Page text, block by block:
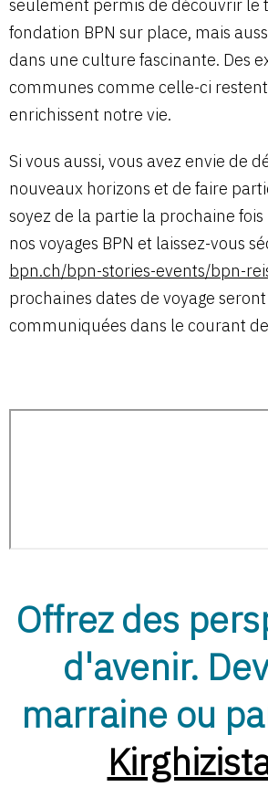
seulement permis de découvrir le
fondation BPN sur place, mais
dans une culture fascinante. Des
communes comme celle-ci
enrichissent notre vie.
Si vous aussi, vous avez envie de
nouveaux horizons et de faire
soyez de la partie la prochaine
nos voyages BPN et laissez-vous
bpn.ch/bpn-stories-events/bpn-
prochaines dates de voyage
communiquées dans le courant
Offrez des
d'avenir.
marraine ou